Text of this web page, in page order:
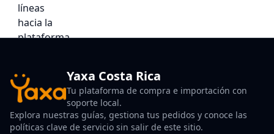
Yaxa Costa Rica
Tu plataforma de compra e importación con
soporte local.
Explora nuestras guías, gestiona tus pedidos y conoce las
políticas clave de servicio sin salir de este sitio.